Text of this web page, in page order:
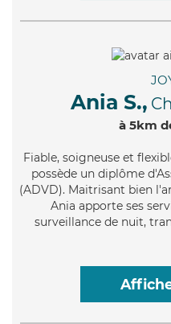
Ania S.,
à 5km
Fiable, soigneuse et
possède un diplôme
(ADVD). Maitrisant bien
Ania apporte ses
surveillance de nuit,